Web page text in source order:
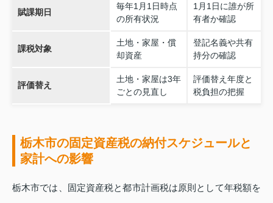
賦課期日
毎年1月1日時点
の所有状況
1月1日に誰が所
有者か確認
課税対象
土地・家屋・償
却資産
登記名義や共有
持分の確認
評価替え
土地・家屋は3年
ごとの見直し
評価替え年度と
税負担の把握
栃木市の固定資産税の納付スケジュールと
家計への影響
栃木市では、固定資産税と都市計画税は原則として年税額を